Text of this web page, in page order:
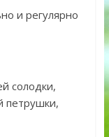
и регулярно
солодки,
петрушки,